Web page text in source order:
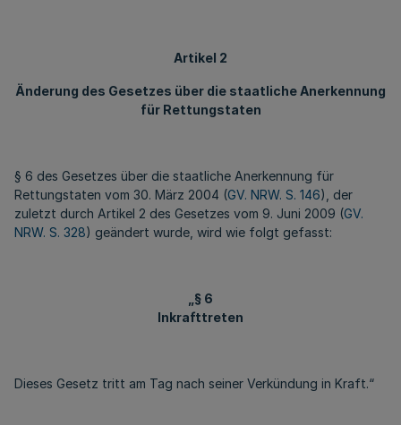
Artikel 2
Änderung des Gesetzes über die staatliche Anerkennung
für Rettungstaten
§ 6 des Gesetzes über die staatliche Anerkennung für
Rettungstaten vom 30. März 2004 (GV. NRW. S. 146), der
zuletzt durch Artikel 2 des Gesetzes vom 9. Juni 2009 (GV.
NRW. S. 328) geändert wurde, wird wie folgt gefasst:
„§ 6
Inkrafttreten
Dieses Gesetz tritt am Tag nach seiner Verkündung in Kraft.“